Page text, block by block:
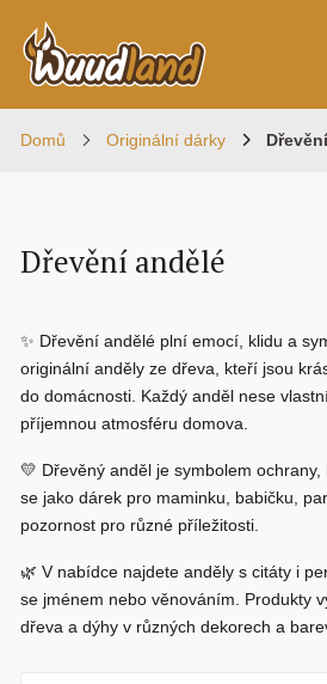
Domů Originální dárky
Dřevění andělé
✨ Dřevění andělé plní emocí, klidu a
originální anděly ze dřeva, kteří jsou
do domácnosti. Každý anděl nese
příjemnou atmosféru domova.
💛 Dřevěný anděl je symbolem
se jako dárek pro maminku, babičku,
pozornost pro různé příležitosti.
🌿 V nabídce najdete anděly s citáty i
se jménem nebo věnováním. Produkty
dřeva a dýhy v různých dekorech a